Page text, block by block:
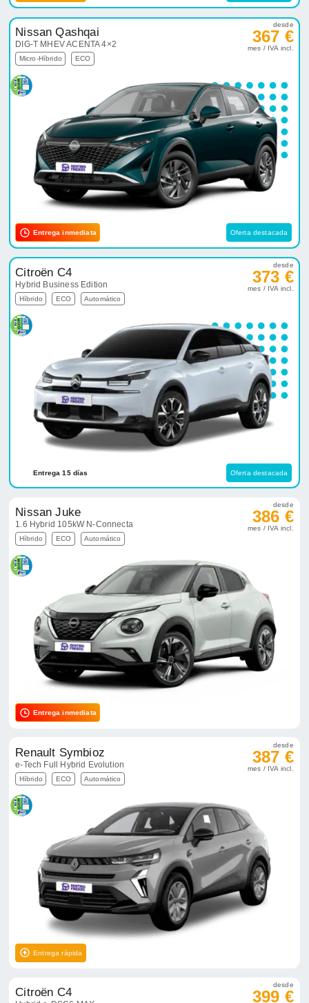
Nissan Qashqai
DIG-T MHEV ACENTA 4×2
Micro-Híbrido ECO
desde
367 €
mes / IVA incl.
Entrega inmediata Oferta destacada
Citroën C4
Hybrid Business Edition
Híbrido ECO Automático
desde
373 €
mes / IVA incl.
Entrega 15 días Oferta destacada
Nissan Juke
1.6 Hybrid 105kW N-Connecta
Híbrido ECO Automático
desde
386 €
mes / IVA incl.
Entrega inmediata
Renault Symbioz
e-Tech Full Hybrid Evolution
Híbrido ECO Automático
desde
387 €
mes / IVA incl.
Entrega rápida
Citroën C4
desde
399 €